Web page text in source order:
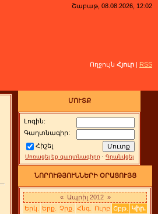
Շաբաթ, 08.08.2026, 12:02
Ողջույն Հյուր | RSS
ՄՈՒՏՔ
Լոգին:
Գաղտնագիր:
Հիշել
Մոռացել եք գաղտնագիրը · Գրանվցել
ՆՈՐՈՒԹՅՈՒՆՆԵՐԻ ՕՐԱՑՈՒՅՑ
« Ապրիլ 2012 »
Երկ.
Երք. Չրք. Հնգ. Ուրբ Շբթ.
Կիր.